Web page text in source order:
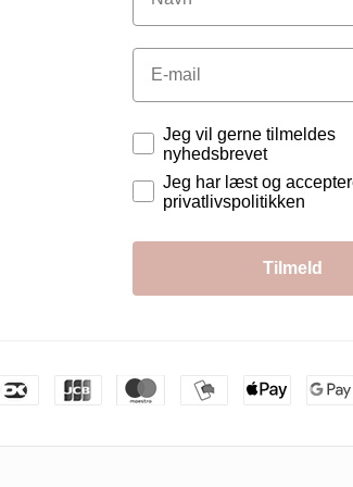
Email
Tilladelser
Jeg vil gerne tilmeldes
nyhedsbrevet
Jeg har læst og
privatlivspolitikken
Tilmeld